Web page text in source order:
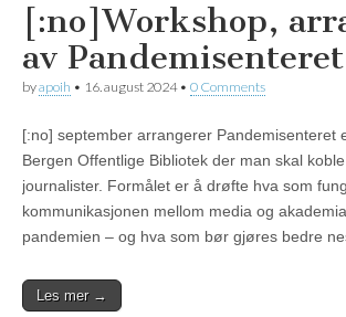
[:no]Workshop,
av
byapoih • 16. august 2024• 0 Comments
[:no] september arrangerer Pandemisenteret
Bergen Offentlige Bibliotek der man skal
journalister. Formålet er å drøfte hva som
kommunikasjonen mellom media og
pandemien – og hva som bør gjøres bedre
Les mer →